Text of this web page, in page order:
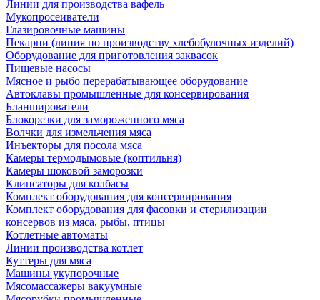
Линии для производства вафель
Мукопросеиватели
Глазировочные машины
Пекарни (линия по производству хлебобулочных изделий)
Оборудование для приготовления заквасок
Пищевые насосы
Мясное и рыбо перерабатывающее оборудование
Автоклавы промышленные для консервирования
Бланширователи
Блокорезки для замороженного мяса
Волчки для измельчения мяса
Инъекторы для посола мяса
Камеры термодымовые (коптильня)
Камеры шоковой заморозки
Клипсаторы для колбасы
Комплект оборудования для консервирования
Комплект оборудования для фасовки и стерилизации
консервов из мяса, рыбы, птицы
Котлетные автоматы
Линии производства котлет
Куттеры для мяса
Машины укупорочные
Мясомассажеры вакуумные